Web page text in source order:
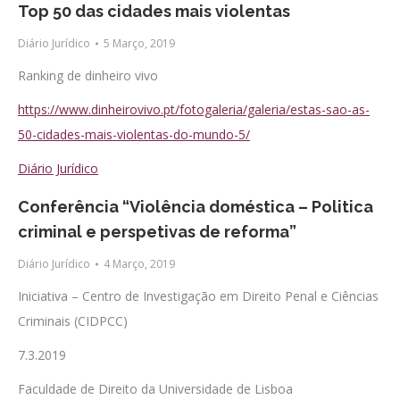
Top 50 das cidades mais violentas
Diário Jurídico 5 Março, 2019
Ranking de dinheiro vivo
https://www.dinheirovivo.pt/fotogaleria/galeria/estas-sao-as-
50-cidades-mais-violentas-do-mundo-5/
Diário Jurídico
Conferência “Violência doméstica – Politica
criminal e perspetivas de reforma”
Diário Jurídico 4 Março, 2019
Iniciativa – Centro de Investigação em Direito Penal e Ciências
Criminais (CIDPCC)
7.3.2019
Faculdade de Direito da Universidade de Lisboa